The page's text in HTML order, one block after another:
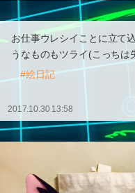
お仕事ウレシイことに立て
うなものもツライ(こっち
#絵日記
2017.10.30 13:58